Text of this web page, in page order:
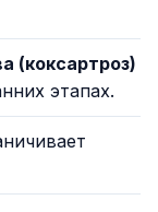
(коксартроз)
этапах.